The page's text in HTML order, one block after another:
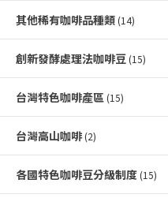
其他稀有咖啡品種類 (14)
創新發酵處理法咖啡豆 (15)
台灣特色咖啡產區 (15)
台灣高山咖啡(2)
各國特色咖啡豆分級制度 (15)